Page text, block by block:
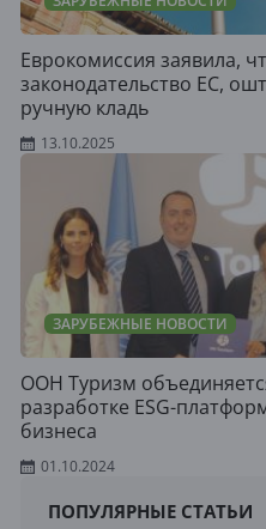
Еврокомиссия заявила,
законодательство ЕС,
ручную кладь
13.10.2025
ЗАРУБЕЖНЫЕ НОВОСТИ
ООН Туризм
разработке ESG-
бизнеса
01.10.2024
ПОПУЛЯРНЫЕ СТАТЬИ